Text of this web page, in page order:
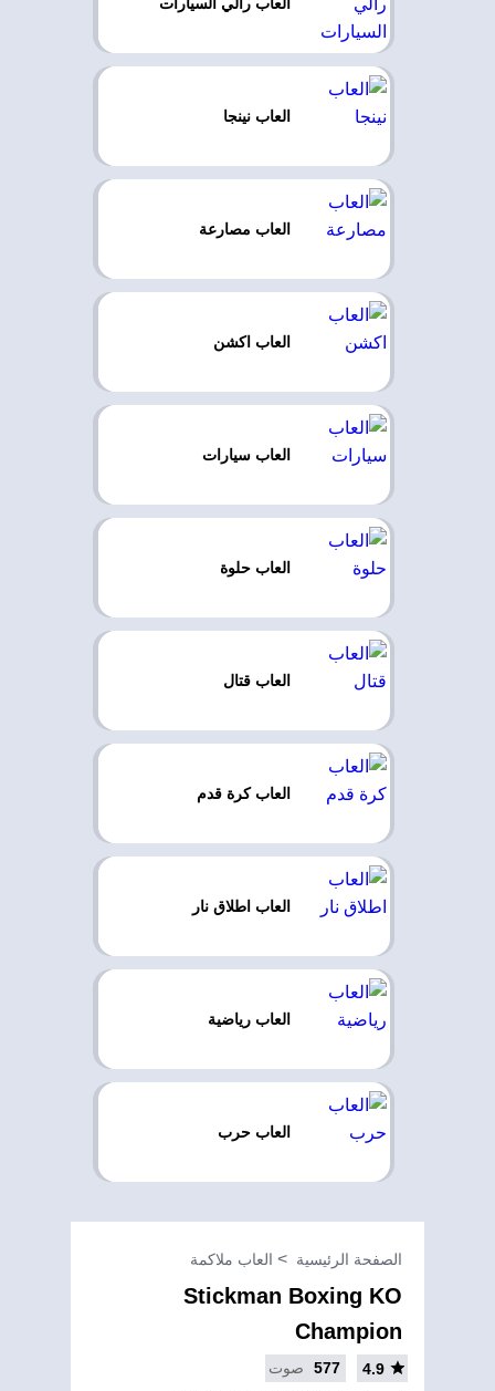
العاب نينجا
العاب مصارعة
العاب اكشن
العاب سيارات
العاب حلوة
العاب قتال
العاب كرة قدم
العاب اطلاق نار
العاب رياضية
العاب حرب
الصفحة الرئيسية العاب ملاكمة
Stickman Boxing KO
Champion
4.9
577 صوت